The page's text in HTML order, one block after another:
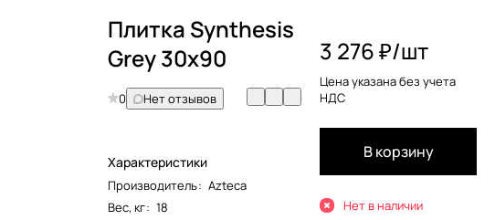
Плитка Synthesis
Grey 30x90
0 Нет отзывов
Характеристики
Производитель: Azteca
Вес, кг: 18
3 276 ₽/шт
Цена указана без учета
НДС
В корзину
Нет в наличии